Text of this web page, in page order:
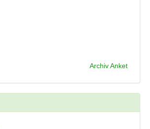
Archiv Anket